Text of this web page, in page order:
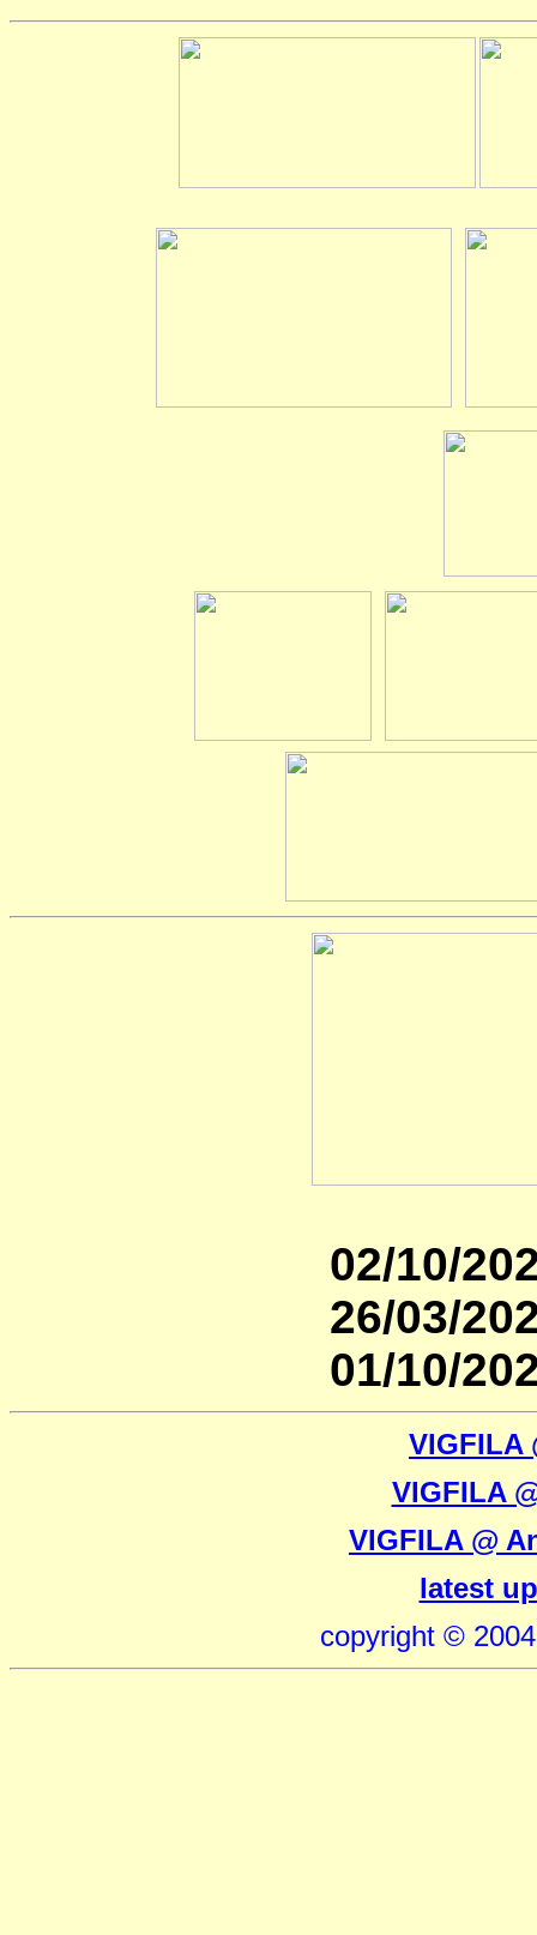
02/10/
26/03/
01/10/
VIGFILA
VIGFILA
VIGFILA @
latest
copyright ©